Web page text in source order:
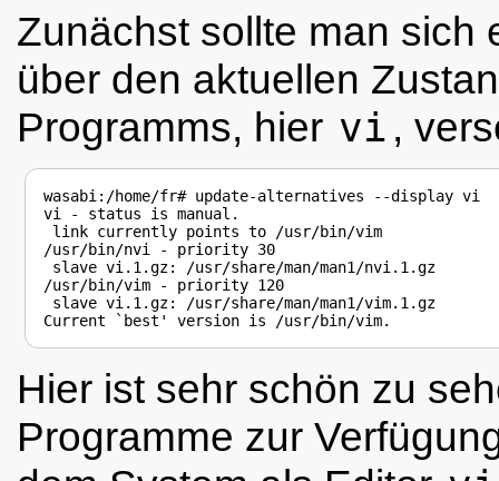
Zunächst sollte man sich
über den aktuellen
Programms, hier vi ,
wasabi:/home/fr# update-alternatives --display vi
vi - status is manual.
link currently points to /usr/bin/vim
/usr/bin/nvi - priority 30
slave vi.1.gz: /usr/share/man/man1/nvi.1.gz
/usr/bin/vim - priority 120
slave vi.1.gz: /usr/share/man/man1/vim.1.gz
Hier ist sehr schön zu
Programme zur